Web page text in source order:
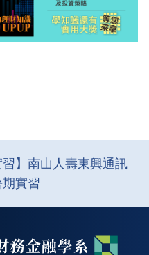
習】南山人壽東興通訊
期實習